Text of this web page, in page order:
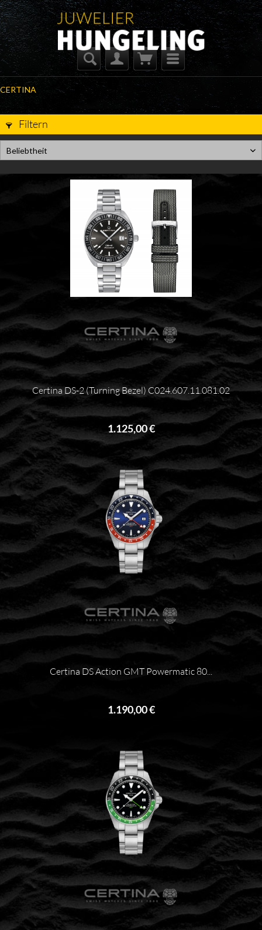
CERTINA
Filtern
Beliebtheit
Certina DS-2 (Turning Bezel) C024.607.11.081.02
1.125,00 €
Certina DS Action GMT Powermatic 80...
1.190,00 €